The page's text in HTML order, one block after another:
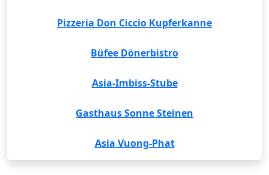
Pizzeria Don Ciccio Kupferkanne
Büfee Dönerbistro
Asia-Imbiss-Stube
Gasthaus Sonne Steinen
Asia Vuong-Phat